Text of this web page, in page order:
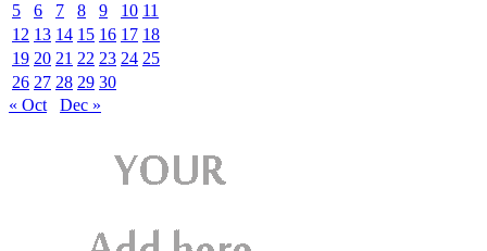
5
6 7 8 9 10 11
12 13 14 15 16 17 18
19 20 21 22 23 24 25
26 27 28 29 30
« Oct
Dec »